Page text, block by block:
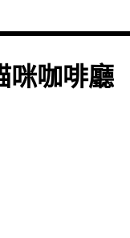
咪咖啡廳